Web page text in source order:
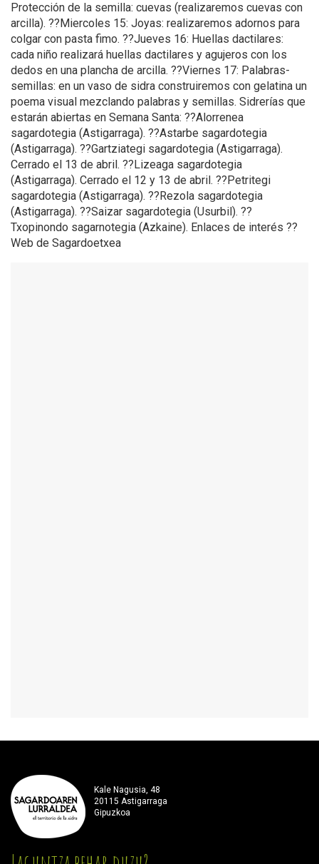
Protección de la semilla: cuevas (realizaremos cuevas con
arcilla). ??Miercoles 15: Joyas: realizaremos adornos para
colgar con pasta fimo. ??Jueves 16: Huellas dactilares:
cada niño realizará huellas dactilares y agujeros con los
dedos en una plancha de arcilla. ??Viernes 17: Palabras-
semillas: en un vaso de sidra construiremos con gelatina un
poema visual mezclando palabras y semillas. Sidrerías que
estarán abiertas en Semana Santa: ??Alorrenea
sagardotegia (Astigarraga). ??Astarbe sagardotegia
(Astigarraga). ??Gartziategi sagardotegia (Astigarraga).
Cerrado el 13 de abril. ??Lizeaga sagardotegia
(Astigarraga). Cerrado el 12 y 13 de abril. ??Petritegi
sagardotegia (Astigarraga). ??Rezola sagardotegia
(Astigarraga). ??Saizar sagardotegia (Usurbil). ??
Txopinondo sagarnotegia (Azkaine). Enlaces de interés ??
Web de Sagardoetxea
Kale Nagusia, 48
20115 Astigarraga
Gipuzkoa